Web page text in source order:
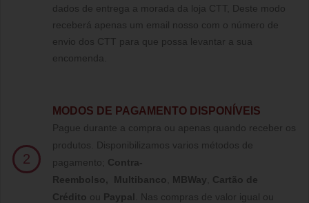
dados de entrega a morada da loja CTT, Deste modo
receberá apenas um email nosso com o número de
envio dos CTT para que possa levantar a sua
encomenda.
2
MODOS DE PAGAMENTO DISPONÍVEIS
Pague durante a compra ou apenas quando receber os
produtos. Disponibilizamos varios métodos de
pagamento; Contra-
Reembolso, Multibanco MBWay
Cartão de
Crédito ou Paypal
Nas compras de valor igual ou